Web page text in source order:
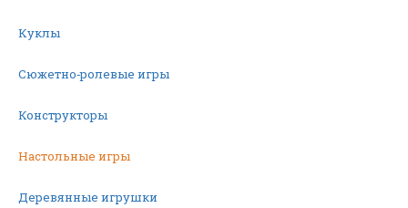
Куклы
Сюжетно-ролевые игры
Конструкторы
Настольные игры
Деревянные игрушки